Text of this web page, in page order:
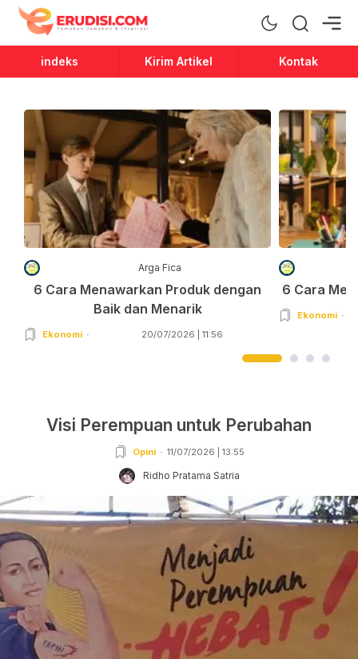
Erudisi
Temukan Jawaban dan Inspirasi
indeks Kirim Artikel Kontak
Arga Fica
6 Cara Menawarkan Produk dengan
Baik dan Menarik
Ekonomi 20/07/2026 | 11:56
6 Cara
Ekonomi
Visi Perempuan untuk Perubahan
Opini 11/07/2026 | 13:55
Ridho Pratama Satria